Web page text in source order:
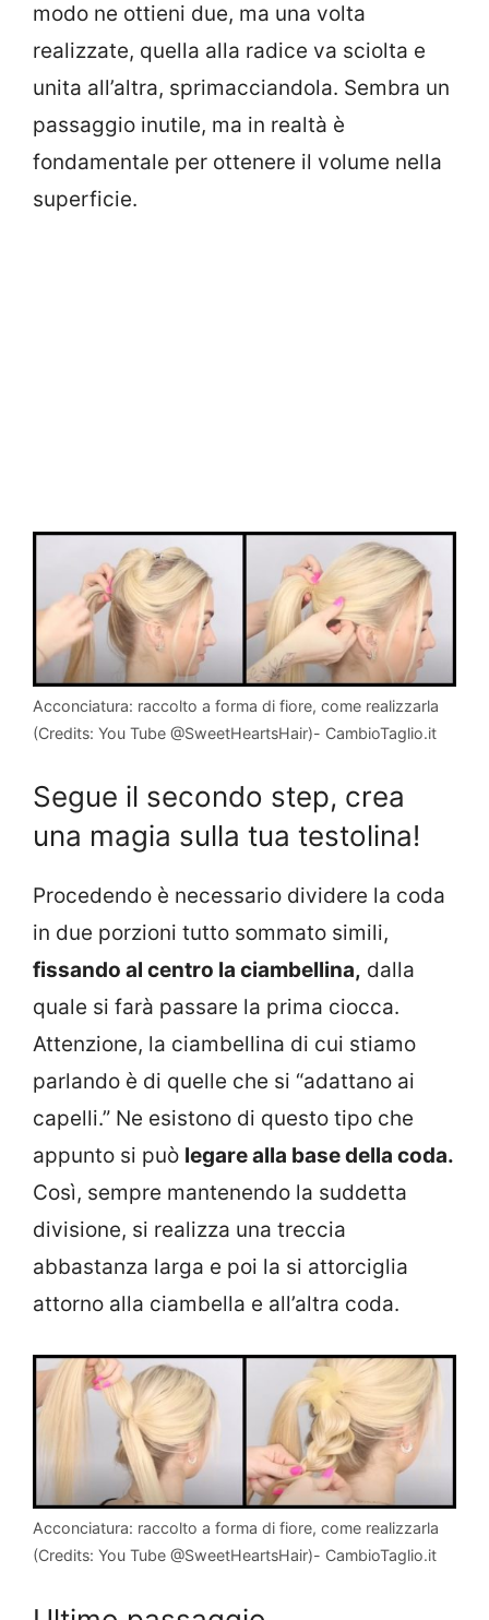
modo ne ottieni due, ma una volta
realizzate, quella alla radice va sciolta e
unita all’altra, sprimacciandola. Sembra un
passaggio inutile, ma in realtà è
fondamentale per ottenere il volume nella
superficie.
Acconciatura: raccolto a forma di fiore, come realizzarla
(Credits: You Tube @SweetHeartsHair)- CambioTaglio.it
Segue il secondo step, crea
una magia sulla tua testolina!
Procedendo è necessario dividere la coda
in due porzioni tutto sommato simili,
fissando al centro la ciambellina, dalla
quale si farà passare la prima ciocca.
Attenzione, la ciambellina di cui stiamo
parlando è di quelle che si “adattano ai
capelli.” Ne esistono di questo tipo che
appunto si può legare alla base della coda.
Così, sempre mantenendo la suddetta
divisione, si realizza una treccia
abbastanza larga e poi la si attorciglia
attorno alla ciambella e all’altra coda.
Acconciatura: raccolto a forma di fiore, come realizzarla
(Credits: You Tube @SweetHeartsHair)- CambioTaglio.it